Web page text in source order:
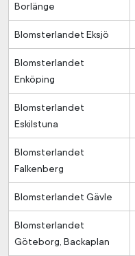
Borlänge
Blomsterlandet Eksjö
Blomsterlandet
Enköping
Blomsterlandet
Eskilstuna
Blomsterlandet
Falkenberg
Blomsterlandet Gävle
Blomsterlandet
Göteborg, Backaplan